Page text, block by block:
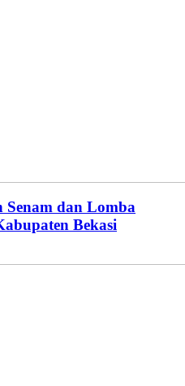
Senam dan Lomba
Bekasi